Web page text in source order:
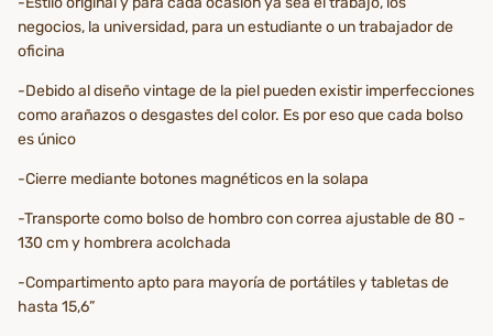
negocios, la universidad, para un estudiante o un trabajador de
oficina
-Debido al diseño vintage de la piel pueden existir imperfecciones
como arañazos o desgastes del color. Es por eso que cada bolso
es único
-Cierre mediante botones magnéticos en la solapa
-Transporte como bolso de hombro con correa ajustable de 80 -
130 cm y hombrera acolchada
-Compartimento apto para mayoría de portátiles y tabletas de
hasta 15,6”